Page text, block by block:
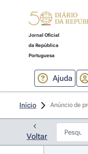
Jornal Oficial
da República
Portuguesa
Ajuda
Início Anúncio de
Voltar